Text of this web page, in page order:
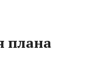
плана